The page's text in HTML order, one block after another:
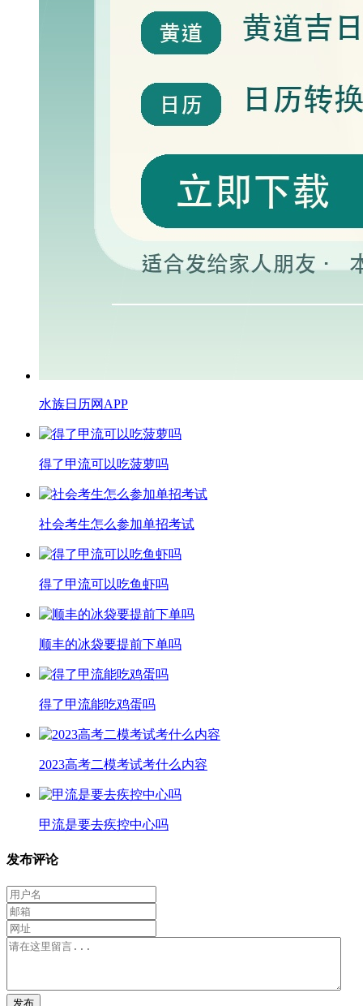
水族日历网APP
得了甲流可以吃菠萝吗
​社会考生怎么参加单招考试
得了甲流可以吃鱼虾吗
顺丰的冰袋要提前下单吗
得了甲流能吃鸡蛋吗
2023高考二模考试考什么内容
甲流是要去疾控中心吗
发布评论